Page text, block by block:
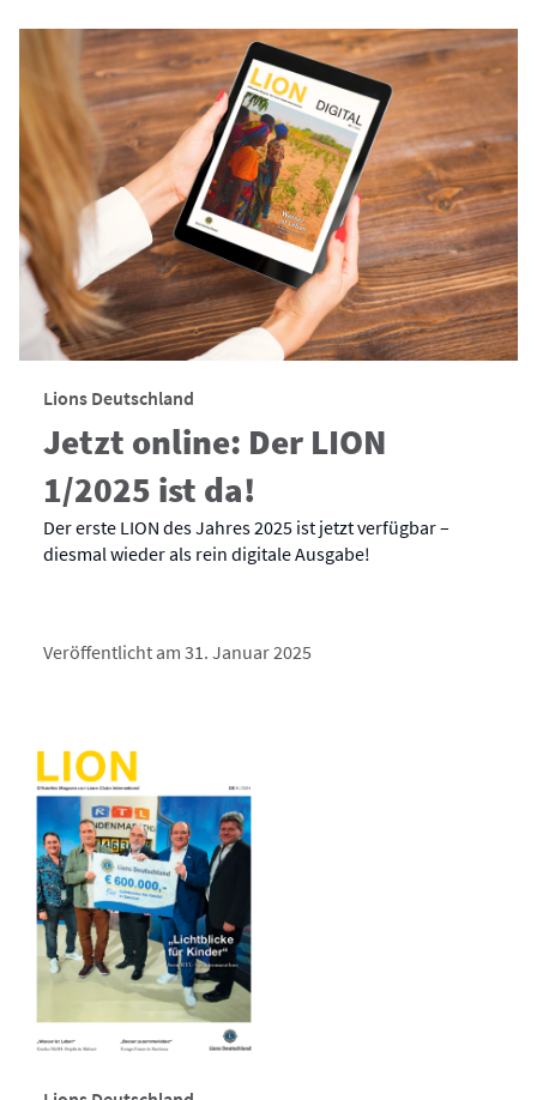
Lions Deutschland
Jetzt online: Der LION
1/2025 ist da!
Der erste LION des Jahres 2025 ist jetzt verfügbar –
diesmal wieder als rein digitale Ausgabe!
Veröffentlicht am 31. Januar 2025